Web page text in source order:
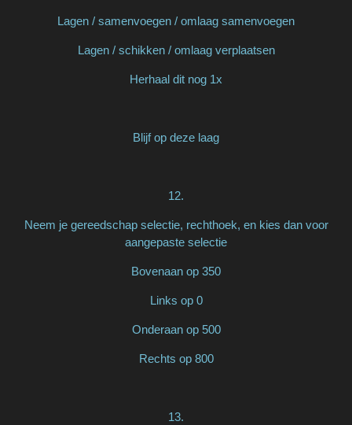
Lagen / samenvoegen / omlaag samenvoegen
Lagen / schikken / omlaag verplaatsen
Herhaal dit nog 1x
Blijf op deze laag
12.
Neem je gereedschap selectie, rechthoek, en kies dan voor
aangepaste selectie
Bovenaan op 350
Links op 0
Onderaan op 500
Rechts op 800
13.